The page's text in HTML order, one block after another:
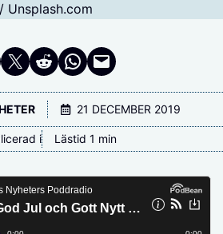
Unsplash.com
Facebook
Dela på Twitter
Dela på RedditDela i WhatsApp
Maila en länk
21 DECEMBER 2019
i Lästid 1 min